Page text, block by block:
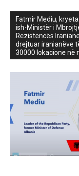
Fatmir Mediu,
ish-Ministër i
Rezistencës
drejtuar iranianëve
30000 lokacione në